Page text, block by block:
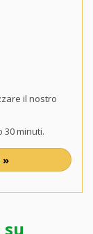
il nostro
30 minuti.